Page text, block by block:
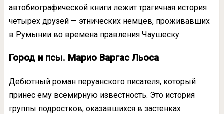
автобиографической книги лежит трагичная история
четырех друзей — этнических немцев, проживавших
в Румынии во времена правления Чаушеску.
Город и псы. Марио Варгас Льоса
Дебютный роман перуанского писателя, который
принес ему всемирную известность. Это история
группы подростков, оказавшихся в застенках